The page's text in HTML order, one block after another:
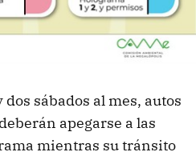
sábados al mes, autos
deberán apegarse a las
mientras su tránsito